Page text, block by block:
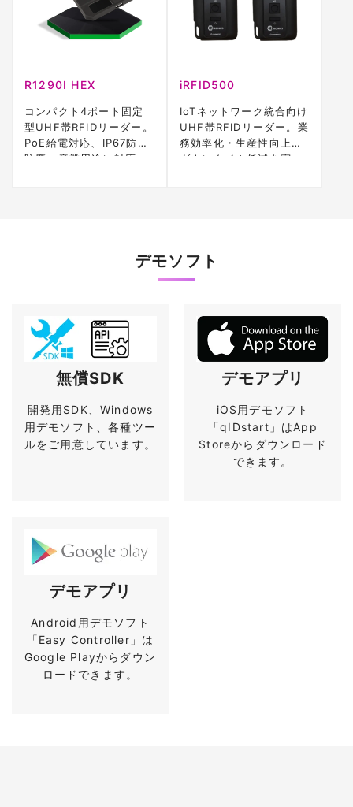
R1290I HEX
コンパクト4ポート固定
型UHF帯RFIDリーダー。
PoE給電対応、IP67防水
防塵。産業用途に対応。
iRFID500
IoTネットワーク統合向け
UHF帯RFIDリーダー。業
務効率化・生産性向上・
ダウンタイム低減を実
デモソフト
無償SDK
開発用SDK、Windows
用デモソフト、各種ツー
ルをご用意しています。
デモアプリ
iOS用デモソフト
「qIDstart」はApp
Storeからダウンロード
できます。
デモアプリ
Android用デモソフト
「Easy Controller」は
Google Playからダウン
ロードできます。